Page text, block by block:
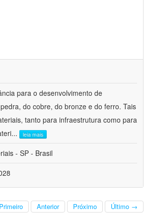
para o desenvolvimento de
do cobre, do bronze e do ferro. Tais
tanto para infraestrutura como para
... leia mais
- SP - Brasil
Anterior Próximo Último →